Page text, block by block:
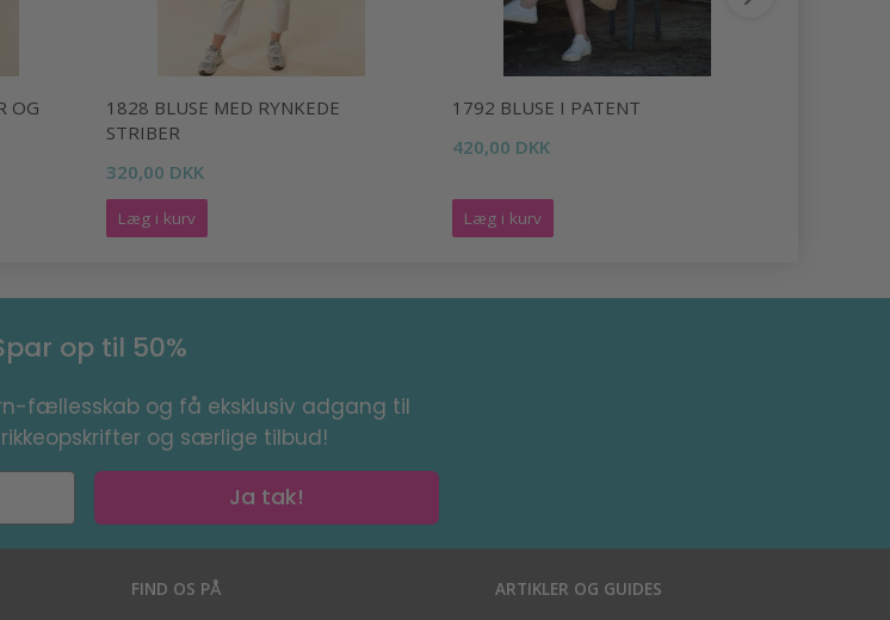
OG
1828 BLUSE MED RYNKEDE
STRIBER
320,00 DKK
Læg i kurv
1792 BLUSE I PATENT
420,00 DKK
Læg i kurv
op til 50%
fællesskab og få eksklusiv adgang til
og særlige tilbud!
Ja tak!
FIND OS PÅ ARTIKLER OG GUIDES